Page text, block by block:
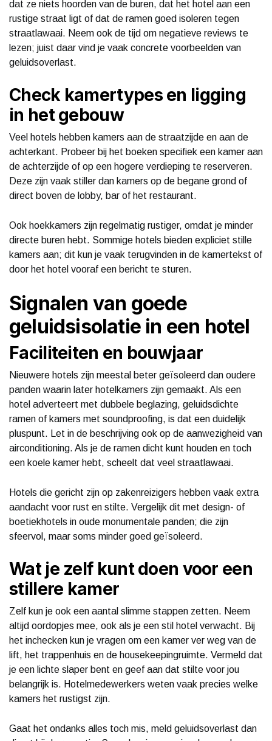
dat ze niets hoorden van de buren, dat het hotel aan een
rustige straat ligt of dat de ramen goed isoleren tegen
straatlawaai. Neem ook de tijd om negatieve reviews te
lezen; juist daar vind je vaak concrete voorbeelden van
geluidsoverlast.
Check kamertypes en ligging
in het gebouw
Veel hotels hebben kamers aan de straatzijde en aan de
achterkant. Probeer bij het boeken specifiek een kamer aan
de achterzijde of op een hogere verdieping te reserveren.
Deze zijn vaak stiller dan kamers op de begane grond of
direct boven de lobby, bar of het restaurant.
Ook hoekkamers zijn regelmatig rustiger, omdat je minder
directe buren hebt. Sommige hotels bieden expliciet stille
kamers aan; dit kun je vaak terugvinden in de kamertekst of
door het hotel vooraf een bericht te sturen.
Signalen van goede
geluidsisolatie in een hotel
Faciliteiten en bouwjaar
Nieuwere hotels zijn meestal beter geïsoleerd dan oudere
panden waarin later hotelkamers zijn gemaakt. Als een
hotel adverteert met dubbele beglazing, geluidsdichte
ramen of kamers met soundproofing, is dat een duidelijk
pluspunt. Let in de beschrijving ook op de aanwezigheid van
airconditioning. Als je de ramen dicht kunt houden en toch
een koele kamer hebt, scheelt dat veel straatlawaai.
Hotels die gericht zijn op zakenreizigers hebben vaak extra
aandacht voor rust en stilte. Vergelijk dit met design- of
boetiekhotels in oude monumentale panden; die zijn
sfeervol, maar soms minder goed geïsoleerd.
Wat je zelf kunt doen voor een
stillere kamer
Zelf kun je ook een aantal slimme stappen zetten. Neem
altijd oordopjes mee, ook als je een stil hotel verwacht. Bij
het inchecken kun je vragen om een kamer ver weg van de
lift, het trappenhuis en de housekeepingruimte. Vermeld dat
je een lichte slaper bent en geef aan dat stilte voor jou
belangrijk is. Hotelmedewerkers weten vaak precies welke
kamers het rustigst zijn.
Gaat het ondanks alles toch mis, meld geluidsoverlast dan